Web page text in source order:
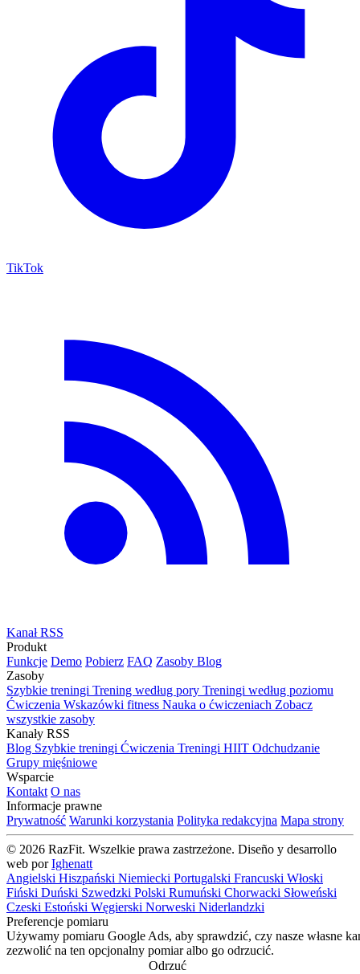
TikTok
Kanał RSS
Produkt
Funkcje Demo Pobierz FAQ Zasoby Blog
Zasoby
Szybkie treningi Trening według pory Treningi według poziomu
Ćwiczenia Wskazówki fitness Nauka o ćwiczeniach Zobacz
wszystkie zasoby
Kanały RSS
Blog Szybkie treningi Ćwiczenia Treningi HIIT Odchudzanie
Grupy mięśniowe
Wsparcie
Kontakt O nas
Informacje prawne
Prywatność Warunki korzystania Polityka redakcyjna Mapa strony
© 2026 RazFit. Wszelkie prawa zastrzeżone. Diseño y desarrollo
web porIghenatt
Angielski Hiszpański Niemiecki Portugalski Francuski Włoski
Fiński Duński Szwedzki Polski Rumuński Chorwacki Słoweński
Czeski Estoński Węgierski Norweski Niderlandzki
Preferencje pomiaru
Używamy pomiaru Google Ads, aby sprawdzić, czy nasze własne
zezwolić na ten opcjonalny pomiar albo go odrzucić.
Odrzuć